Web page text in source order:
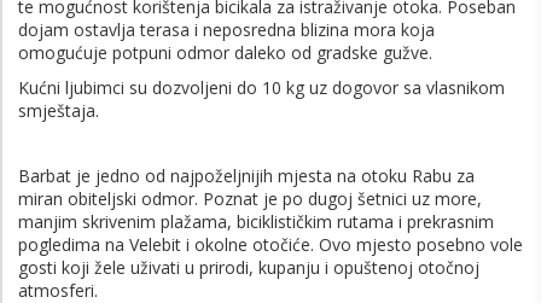
te mogućnost korištenja bicikala za istraživanje otoka. Poseban
dojam ostavlja terasa i neposredna blizina mora koja
omogućuje potpuni odmor daleko od gradske gužve.
Kućni ljubimci su dozvoljeni do 10 kg uz dogovor sa vlasnikom
smještaja.
Barbat je jedno od najpoželjnijih mjesta na otoku Rabu za
miran obiteljski odmor. Poznat je po dugoj šetnici uz more,
manjim skrivenim plažama, biciklističkim rutama i prekrasnim
pogledima na Velebit i okolne otočiće. Ovo mjesto posebno vole
gosti koji žele uživati u prirodi, kupanju i opuštenoj otočnoj
atmosferi.